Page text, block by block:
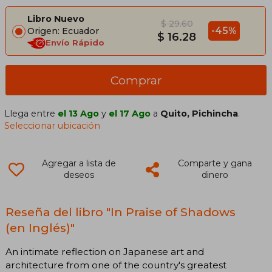
Libro Nuevo
Origen: Ecuador
Envío Rápido
$ 29.60
$ 16.28 -45%
Comprar
Llega entre el 13 Ago y el 17 Ago a Quito, Pichincha.
Seleccionar ubicación
Agregar a lista de
deseos
Comparte y gana
dinero
Reseña del libro "In Praise of Shadows
(en Inglés)"
An intimate reflection on Japanese art and
architecture from one of the country's greatest